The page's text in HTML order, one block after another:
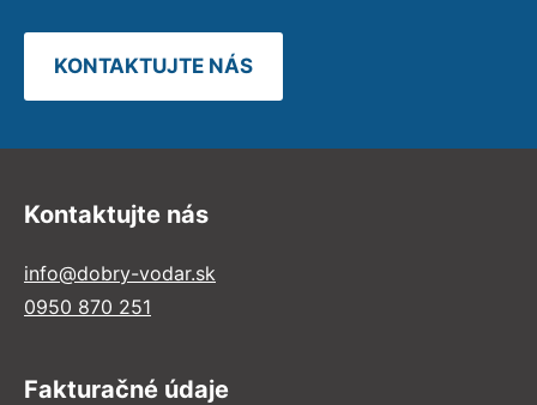
KONTAKTUJTE NÁS
Kontaktujte nás
info@dobry-vodar.sk
0950 870 251
Fakturačné údaje